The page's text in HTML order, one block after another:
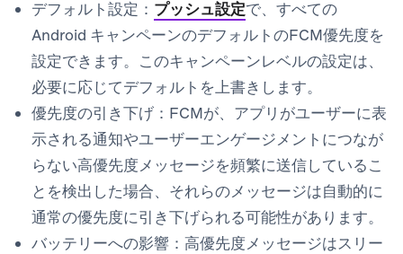
デフォルト設定 ： プッシュ設定で、すべての
Android キャンペーンのデフォルトのFCM優先度を
設定できます。このキャンペーンレベルの設定は、
必要に応じてデフォルトを上書きします。
優先度の引き下げ ：FCMが、アプリがユーザーに表
示される通知やユーザーエンゲージメントにつなが
らない高優先度メッセージを頻繁に送信しているこ
とを検出した場合、それらのメッセージは自動的に
通常の優先度に引き下げられる可能性があります。
バッテリーへの影響 ：高優先度メッセージはスリー